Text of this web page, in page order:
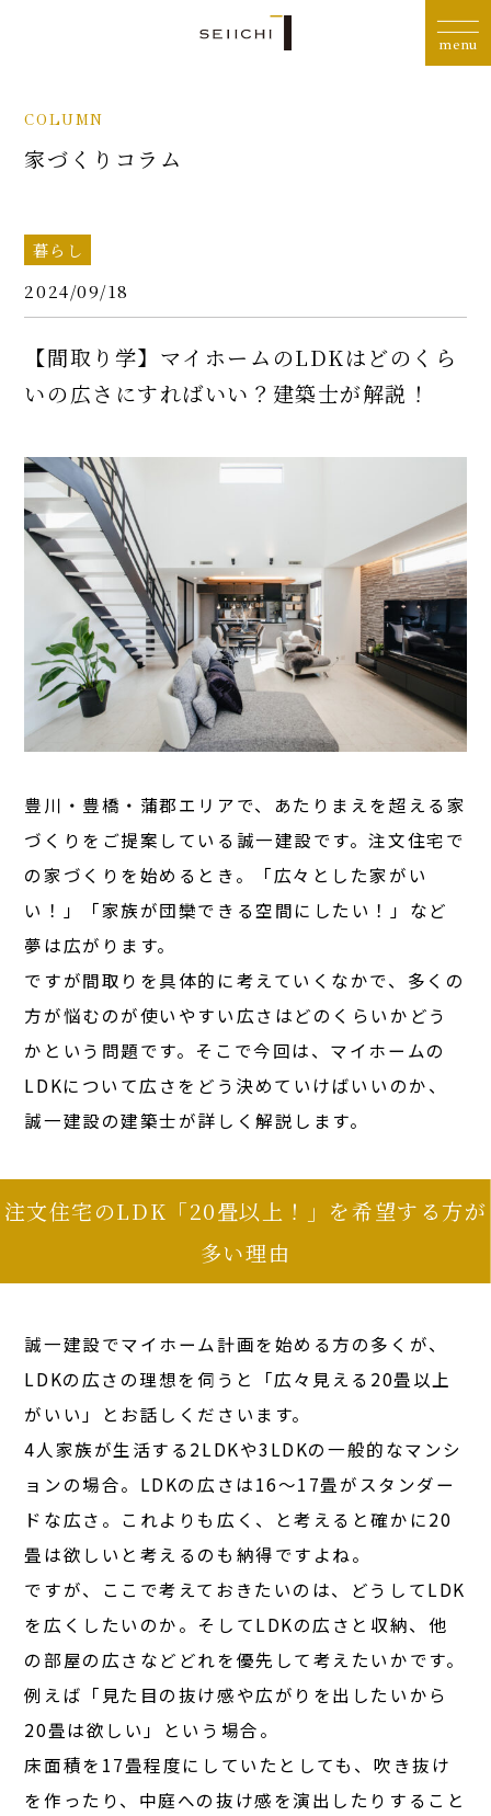
COLUMN
家づくりコラム
暮らし
2024/09/18
【間取り学】マイホームのLDKはどのくら
いの広さにすればいい？建築士が解説！
豊川・豊橋・蒲郡エリアで、あたりまえを超える家
づくりをご提案している誠一建設です。注文住宅で
の家づくりを始めるとき。「広々とした家がい
い！」「家族が団欒できる空間にしたい！」など
夢は広がります。
ですが間取りを具体的に考えていくなかで、多くの
方が悩むのが使いやすい広さはどのくらいかどう
かという問題です。そこで今回は、マイホームの
LDKについて広さをどう決めていけばいいのか、
誠一建設の建築士が詳しく解説します。
注文住宅のLDK「20畳以上！」を希望する方が
多い理由
誠一建設でマイホーム計画を始める方の多くが、
LDKの広さの理想を伺うと「広々見える20畳以上
がいい」とお話しくださいます。
4人家族が生活する2LDKや3LDKの一般的なマンシ
ョンの場合。LDKの広さは16〜17畳がスタンダー
ドな広さ。これよりも広く、と考えると確かに20
畳は欲しいと考えるのも納得ですよね。
ですが、ここで考えておきたいのは、どうしてLDK
を広くしたいのか。そしてLDKの広さと収納、他
の部屋の広さなどどれを優先して考えたいかです。
例えば「見た目の抜け感や広がりを出したいから
20畳は欲しい」という場合。
床面積を17畳程度にしていたとしても、吹き抜け
を作ったり、中庭への抜け感を演出したりすること